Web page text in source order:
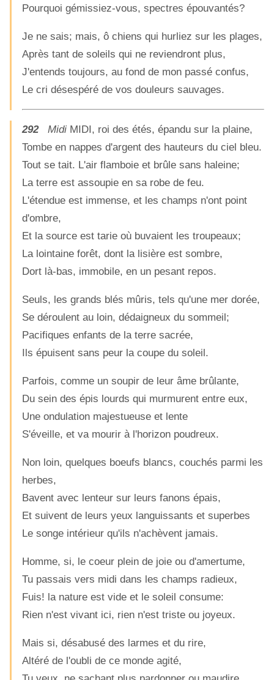
Pourquoi gémissiez-vous, spectres épouvantés?
Je ne sais; mais, ô chiens qui hurliez sur les plages,
Après tant de soleils qui ne reviendront plus,
J'entends toujours, au fond de mon passé confus,
Le cri désespéré de vos douleurs sauvages.
292Midi MIDI, roi des étés, épandu sur la plaine,
Tombe en nappes d'argent des hauteurs du ciel bleu.
Tout se tait. L'air flamboie et brûle sans haleine;
La terre est assoupie en sa robe de feu.
L'étendue est immense, et les champs n'ont point
d'ombre,
Et la source est tarie où buvaient les troupeaux;
La lointaine forêt, dont la lisière est sombre,
Dort là-bas, immobile, en un pesant repos.
Seuls, les grands blés mûris, tels qu'une mer dorée,
Se déroulent au loin, dédaigneux du sommeil;
Pacifiques enfants de la terre sacrée,
Ils épuisent sans peur la coupe du soleil.
Parfois, comme un soupir de leur âme brûlante,
Du sein des épis lourds qui murmurent entre eux,
Une ondulation majestueuse et lente
S'éveille, et va mourir à l'horizon poudreux.
Non loin, quelques boeufs blancs, couchés parmi les
herbes,
Bavent avec lenteur sur leurs fanons épais,
Et suivent de leurs yeux languissants et superbes
Le songe intérieur qu'ils n'achèvent jamais.
Homme, si, le coeur plein de joie ou d'amertume,
Tu passais vers midi dans les champs radieux,
Fuis! la nature est vide et le soleil consume:
Rien n'est vivant ici, rien n'est triste ou joyeux.
Mais si, désabusé des larmes et du rire,
Altéré de l'oubli de ce monde agité,